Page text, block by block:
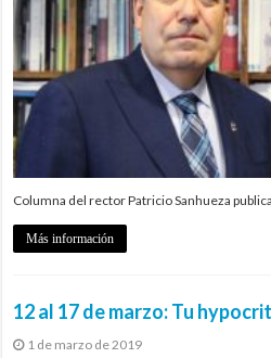
Columna del rector Patricio Sanhueza
Más información
12 al 17 de marzo: Tu
1 de marzo de 2019